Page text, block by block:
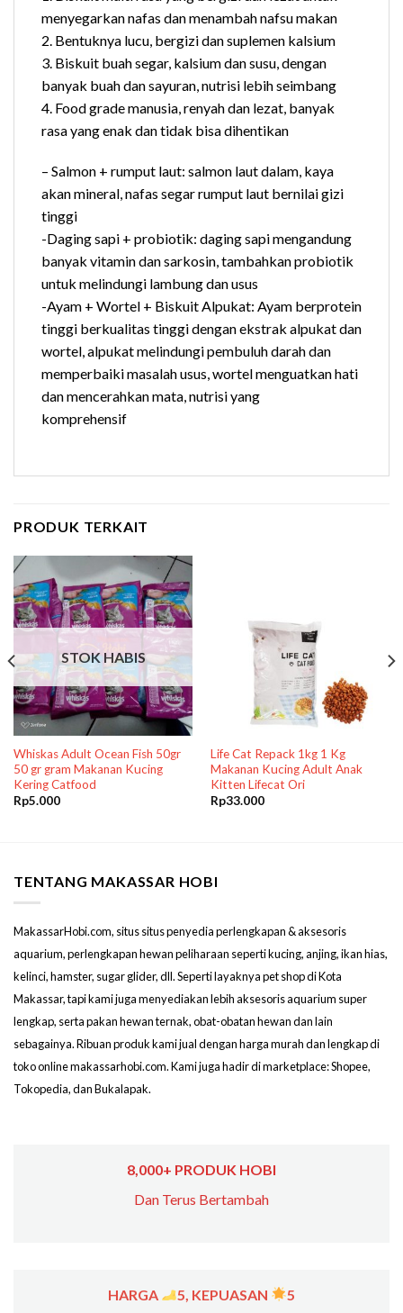
menyegarkan nafas dan menambah nafsu makan
2. Bentuknya lucu, bergizi dan suplemen kalsium
3. Biskuit buah segar, kalsium dan susu, dengan
banyak buah dan sayuran, nutrisi lebih seimbang
4. Food grade manusia, renyah dan lezat, banyak
rasa yang enak dan tidak bisa dihentikan
– Salmon + rumput laut: salmon laut dalam, kaya
akan mineral, nafas segar rumput laut bernilai gizi
tinggi
-Daging sapi + probiotik: daging sapi mengandung
banyak vitamin dan sarkosin, tambahkan probiotik
untuk melindungi lambung dan usus
-Ayam + Wortel + Biskuit Alpukat: Ayam berprotein
tinggi berkualitas tinggi dengan ekstrak alpukat dan
wortel, alpukat melindungi pembuluh darah dan
memperbaiki masalah usus, wortel menguatkan hati
dan mencerahkan mata, nutrisi yang
komprehensif
PRODUK TERKAIT
STOK HABIS
Whiskas Adult Ocean Fish 50gr
50 gr gram Makanan Kucing
Kering Catfood
Rp5.000
Life Cat Repack 1kg 1 Kg
Makanan Kucing Adult Anak
Kitten Lifecat Ori
Rp33.000
TENTANG MAKASSAR HOBI
MakassarHobi.com, situs situs penyedia perlengkapan & aksesoris
aquarium, perlengkapan hewan peliharaan seperti kucing, anjing, ikan hias,
kelinci, hamster, sugar glider, dll. Seperti layaknya pet shop di Kota
Makassar, tapi kami juga menyediakan lebih aksesoris aquarium super
lengkap, serta pakan hewan ternak, obat-obatan hewan dan lain
sebagainya. Ribuan produk kami jual dengan harga murah dan lengkap di
toko online makassarhobi.com. Kami juga hadir di marketplace: Shopee,
Tokopedia, dan Bukalapak.
8,000+ PRODUK HOBI
Dan Terus Bertambah
HARGA 5, KEPUASAN 5